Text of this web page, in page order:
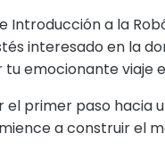
Introducción a la
interesado en la
emocionante viaje
el primer paso hacia
a construir el